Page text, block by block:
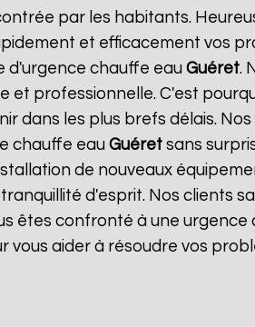
par les habitants.
et efficacement vos
d'urgence chauffe eau Guéret.
et professionnelle. C'est
dans les plus brefs délais.
chauffe eau Guéret sans
de nouveaux
d'esprit. Nos clients
êtes confronté à une urgence
vous aider à résoudre vos